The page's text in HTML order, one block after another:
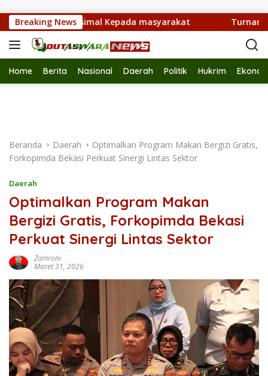
Breaking News
Maksimal Kepada masyarakat Turnamen
Home Berita Nasional Daerah Politik Hukrim
Beranda Daerah
Optimalkan Program Makan Bergizi Gratis,
Forkopimda Bekasi Perkuat Sinergi Lintas Sektor
Daerah
Optimalkan Program Makan
Bergizi Gratis, Forkopimda Bekasi
Perkuat Sinergi Lintas Sektor
Zamroni
Maret 31, 2026